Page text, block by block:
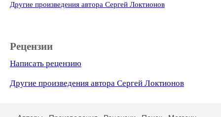
Другие произведения автора Сергей Локтионов
Рецензии
Написать рецензию
Другие произведения автора Сергей Локтионов